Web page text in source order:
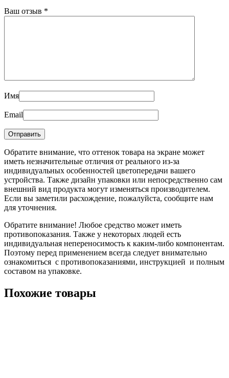
Ваш отзыв *
Имя
Email
Обратите внимание, что оттенок товара на экране может
иметь незначительные отличия от реального из-за
индивидуальных особенностей цветопередачи вашего
устройства. Также дизайн упаковки или непосредственно сам
внешний вид продукта могут изменяться производителем.
Если вы заметили расхождение, пожалуйста, сообщите нам
для уточнения.
Обратите внимание! Любое средство может иметь
противопоказания. Также у некоторых людей есть
индивидуальная непереносимость к каким-либо компонентам.
Поэтому перед применением всегда следует внимательно
ознакомиться с противопоказаниями, инструкцией и полным
составом на упаковке.
Похожие товары